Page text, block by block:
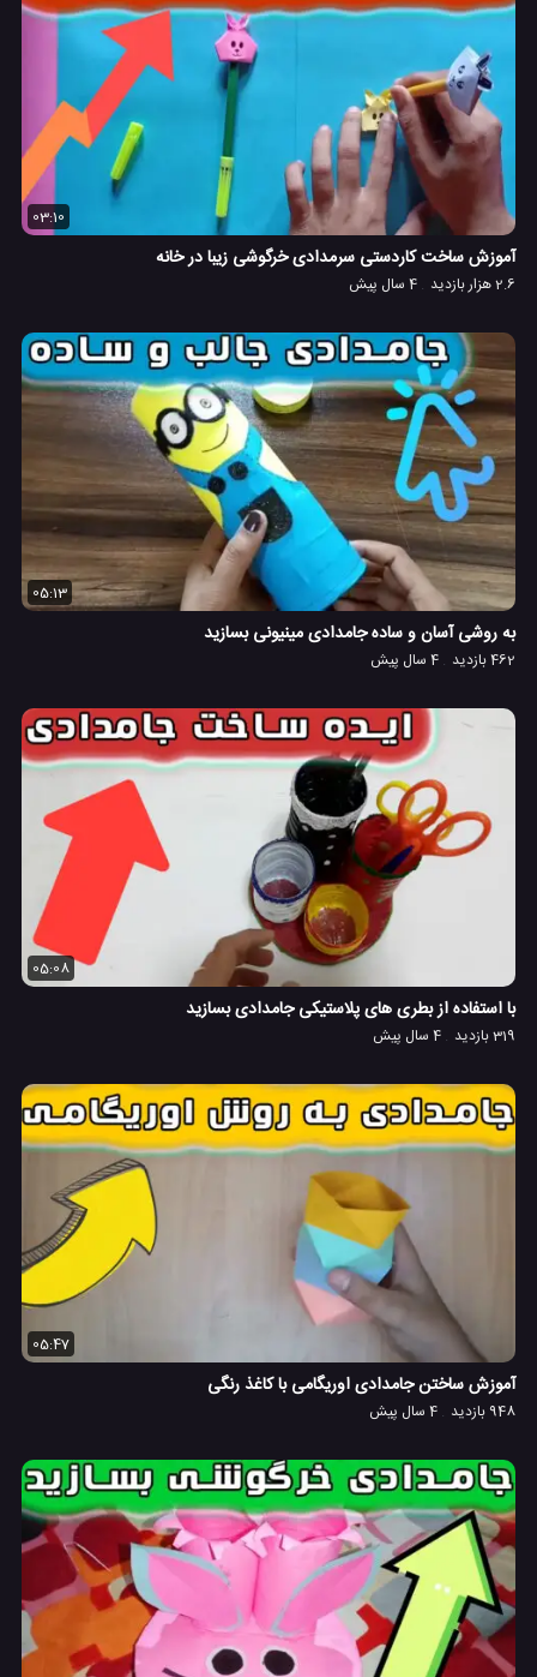
03:10
آموزش ساخت کاردستی سرمدادی خرگوشی زیبا در خانه
2.6 هزار بازدید 4 سال پیش
05:13
به روشی آسان و ساده جامدادی مینیونی بسازید
462 بازدید 4 سال پیش
05:08
با استفاده از بطری های پلاستیکی جامدادی بسازید
319 بازدید 4 سال پیش
05:47
آموزش ساختن جامدادی اوریگامی با کاغذ رنگی
948 بازدید 4 سال پیش